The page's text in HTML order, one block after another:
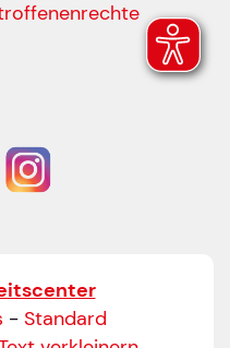
Felder sind
Namen ein.
E-Mail-Adresse ein.
- Standard